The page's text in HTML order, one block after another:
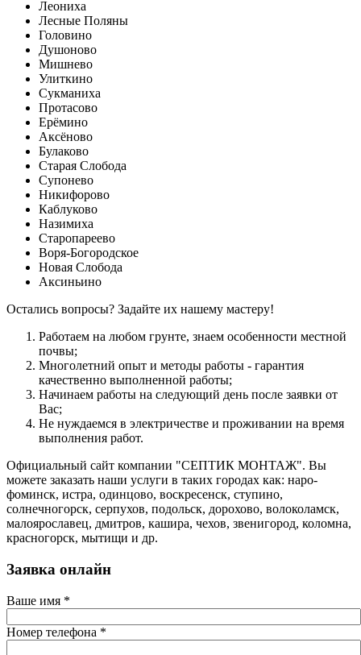
Леониха
Лесные Поляны
Головино
Душоново
Мишнево
Улиткино
Сукманиха
Протасово
Ерёмино
Аксёново
Булаково
Старая Слобода
Супонево
Никифорово
Каблуково
Назимиха
Старопареево
Воря-Богородское
Новая Слобода
Аксиньино
Остались вопросы? Задайте их нашему мастеру!
Работаем на любом грунте, знаем особенности местной
почвы;
Многолетний опыт и методы работы - гарантия
качественно выполненной работы;
Начинаем работы на следующий день после заявки от
Вас;
Не нуждаемся в электричестве и проживании на время
выполнения работ.
Официальный сайт компании "СЕПТИК МОНТАЖ". Вы
можете заказать наши услуги в таких городах как: наро-
фоминск, истра, одинцово, воскресенск, ступино,
солнечногорск, серпухов, подольск, дорохово, волоколамск,
малоярославец, дмитров, кашира, чехов, звенигород, коломна,
красногорск, мытищи и др.
Заявка онлайн
Ваше имя *
Номер телефона *